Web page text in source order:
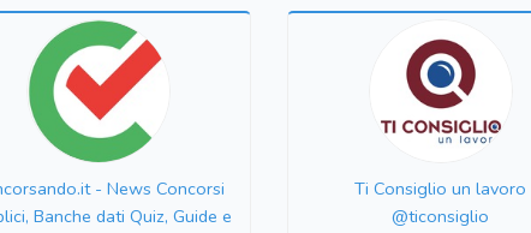
- News Concorsi
Banche dati Quiz, Guide e
Ti Consiglio un lavoro
@ticonsiglio